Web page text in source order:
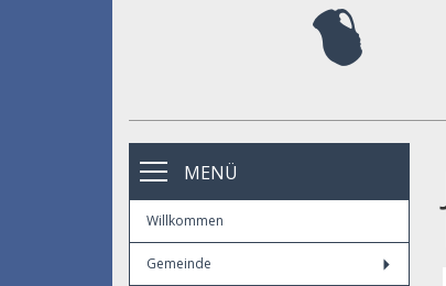
MENÜ
Willkommen
Gemeinde